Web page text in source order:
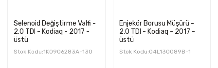
Selenoid Değiştirme Valfi -
2.0 TDI - Kodiaq - 2017 -
üstü
Stok Kodu:1K0906283A-130
Enjekör Borusu Müşürü -
2.0 TDI - Kodiaq - 2017 -
üstü
Stok Kodu:04L130089B-1